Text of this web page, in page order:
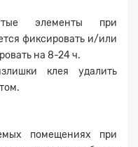
элементы при
фиксировать и/или
на 8-24 ч.
клея удалить
помещениях при